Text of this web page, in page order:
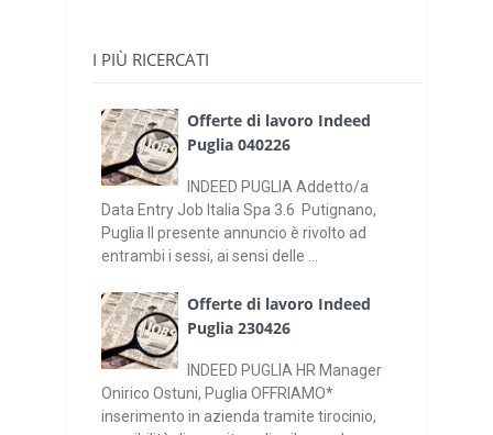
I PIÙ RICERCATI
Offerte di lavoro Indeed
Puglia 040226
INDEED PUGLIA Addetto/a
Data Entry Job Italia Spa 3.6 Putignano,
Puglia Il presente annuncio è rivolto ad
entrambi i sessi, ai sensi delle ...
Offerte di lavoro Indeed
Puglia 230426
INDEED PUGLIA HR Manager
Onirico Ostuni, Puglia OFFRIAMO*
inserimento in azienda tramite tirocinio,